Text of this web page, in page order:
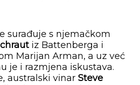
surađuje s njemačkom
iz Battenberga i
Marijan Arman, a uz već
je i razmjena iskustava.
australski vinar Steve